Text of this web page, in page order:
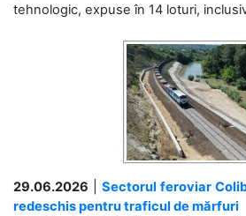
tehnologic, expuse în 14 loturi,
29.06.2026
Sectorul feroviar
redeschis pentru traficul de mărfuri